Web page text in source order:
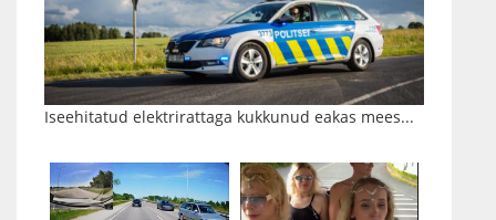
Iseehitatud elektrirattaga kukkunud eakas mees...